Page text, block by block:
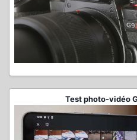
Test photo-vidéo